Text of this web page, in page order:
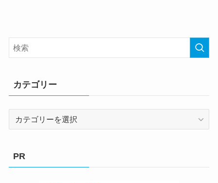
カテゴリー
PR